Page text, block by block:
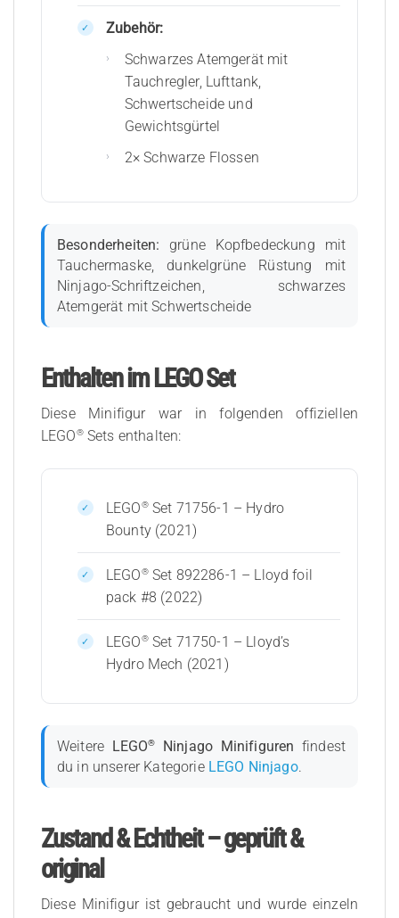
Zubehör:
Schwarzes Atemgerät mit
Tauchregler, Lufttank,
Schwertscheide und
Gewichtsgürtel
2× Schwarze Flossen
Besonderheiten: grüne Kopfbedeckung mit
Tauchermaske, dunkelgrüne Rüstung mit
Ninjago-Schriftzeichen, schwarzes
Atemgerät mit Schwertscheide
Enthalten im LEGO Set
Diese Minifigur war in folgenden offiziellen
LEGO®Sets enthalten:
LEGO®Set 71756-1 – Hydro
Bounty (2021)
LEGO®Set 892286-1 – Lloyd foil
pack #8 (2022)
LEGO®Set 71750-1 – Lloyd’s
Hydro Mech (2021)
Weitere LEGO® Ninjago Minifiguren findest
du in unserer Kategorie LEGO Ninjago.
Zustand & Echtheit – geprüft &
original
Diese Minifigur ist gebraucht und wurde einzeln